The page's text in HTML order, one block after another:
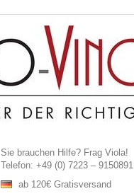
Sie brauchen Hilfe? Frag Viola!
Telefon: +49 (0) 7223 – 9150891
ab 120€ Gratisversand